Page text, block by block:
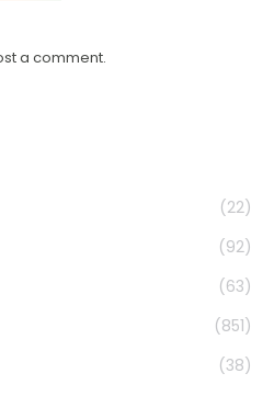
a comment.
(22)
(92)
(63)
(851)
(38)